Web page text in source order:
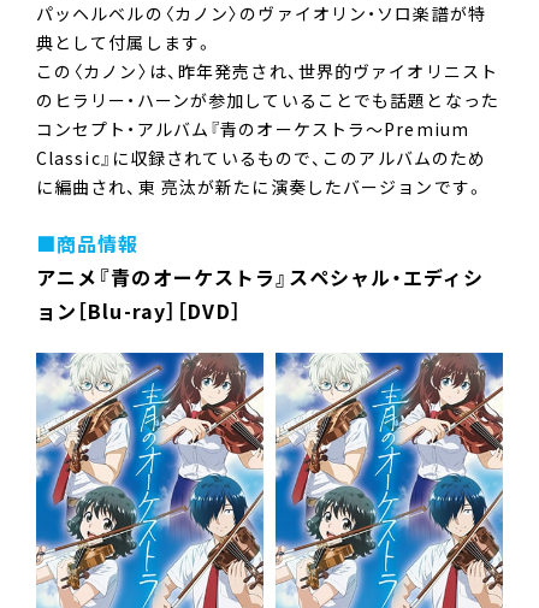
パッヘルベルの〈カノン〉のヴァイオリン・ソロ楽譜が特
典として付属します。
この〈カノン〉は、昨年発売され、世界的ヴァイオリニスト
のヒラリー・ハーンが参加していることでも話題となった
コンセプト・アルバム『青のオーケストラ～Premium
Classic』に収録されているもので、このアルバムのため
に編曲され、東 亮汰が新たに演奏したバージョンです。
■商品情報
アニメ『青のオーケストラ』スペシャル・エディシ
ョン［Blu-ray］［DVD］